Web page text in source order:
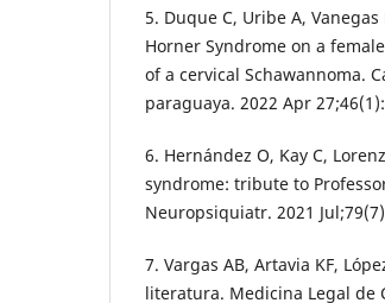
5. Duque C, Uribe A,
Horner Syndrome on a
of a cervical Schawannoma.
paraguaya. 2022 Apr
6. Hernández O, Kay C,
syndrome: tribute to
Neuropsiquiatr. 2021
7. Vargas AB, Artavia KF,
literatura. Medicina Legal de